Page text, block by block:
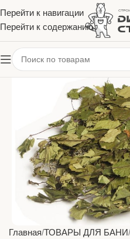
Перейти к навигации
Перейти к содержанию
Главная ТОВАРЫ ДЛЯ БАНИ